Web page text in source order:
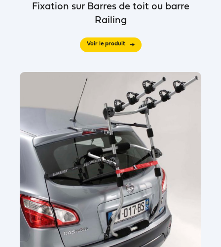
Fixation sur Barres de toit ou barre
Railing
Voir le produit